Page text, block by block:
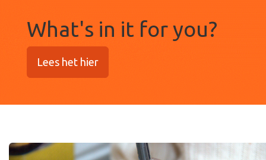
What's in it for you?
Lees het hier